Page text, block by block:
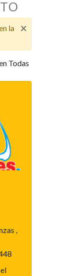
×
la
Todas
,